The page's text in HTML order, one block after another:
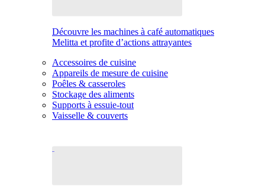
Découvre les machines à café automatiques
Melitta et profite d’actions attrayantes
Accessoires de cuisine
Appareils de mesure de cuisine
Poêles & casseroles
Stockage des aliments
Supports à essuie-tout
Vaisselle & couverts